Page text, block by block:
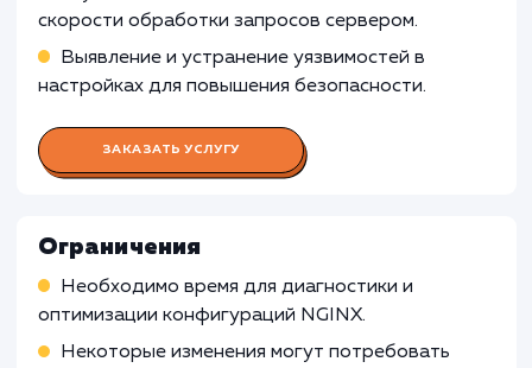
настройки веб-сервера могут быть
достаточными.
Использование других серверов
организация уже использует другие
таких ситуациях, лучше обратиться к
специалистам по конкретным серверным
решениям.